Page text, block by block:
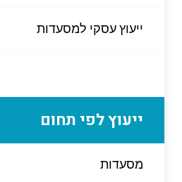
ייעוץ עסקי למסעדות
ייעוץ לפי תחום
מסעדות